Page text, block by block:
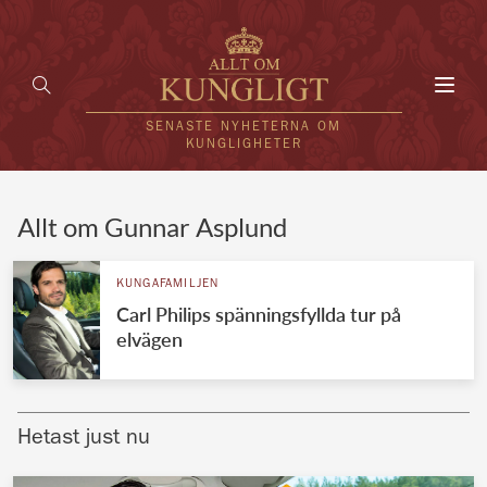
SENASTE NYHETERNA OM
KUNGLIGHETER
UTLÄNDSKT
VÄRLDENS KUNGAHUS
Brittiska kungahuset
Allt om Gunnar Asplund
KUNGAFAMILJEN
Carl Philips spänningsfyllda tur på
elvägen
Hetast just nu